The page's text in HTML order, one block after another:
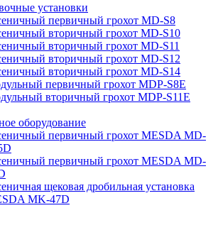
установки
первичный грохот MD-S8
вторичный грохот MD-S10
вторичный грохот MD-S11
вторичный грохот MD-S12
вторичный грохот MD-S14
первичный грохот MDP-S8E
вторичный грохот MDP-S11E
оборудование
первичный грохот MESDA MD-
первичный грохот MESDA MD-
щековая дробильная установка
MK-47D